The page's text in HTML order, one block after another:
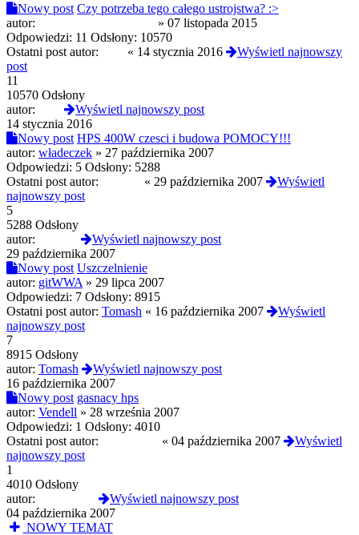
Nowy post Czy potrzeba tego całego ustrojstwa? :>
autor:
» 07 listopada 2015
Odpowiedzi: 11 Odsłony: 10570
Ostatni post autor:
« 14 stycznia 2016
Wyświetl najnowszy
post
11
10570 Odsłony
autor:
Wyświetl najnowszy post
14 stycznia 2016
Nowy post HPS 400W czesci i budowa POMOCY!!!
autor: władeczek » 27 października 2007
Odpowiedzi: 5 Odsłony: 5288
Ostatni post autor:
« 29 października 2007
Wyświetl
najnowszy post
5
5288 Odsłony
autor:
Wyświetl najnowszy post
29 października 2007
Nowy post Uszczelnienie
autor: gitWWA » 29 lipca 2007
Odpowiedzi: 7 Odsłony: 8915
Ostatni post autor: Tomash « 16 października 2007
Wyświetl
najnowszy post
7
8915 Odsłony
autor: Tomash
Wyświetl najnowszy post
16 października 2007
Nowy post gasnacy hps
autor: Vendell » 28 września 2007
Odpowiedzi: 1 Odsłony: 4010
Ostatni post autor:
« 04 października 2007
Wyświetl
najnowszy post
1
4010 Odsłony
autor:
Wyświetl najnowszy post
04 października 2007
NOWY TEMAT